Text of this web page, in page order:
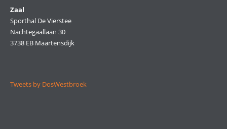
Zaal
Sporthal De Vierstee
Nachtegaallaan 30
3738 EB Maartensdijk
Tweets by DosWestbroek